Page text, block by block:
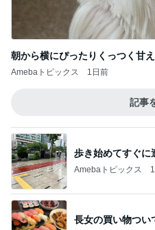
朝から横にぴったりくっつく甘
Amebaトピックス 1日前
記事
歩き始めてすぐに
Amebaトピックス
長女の買い物つい